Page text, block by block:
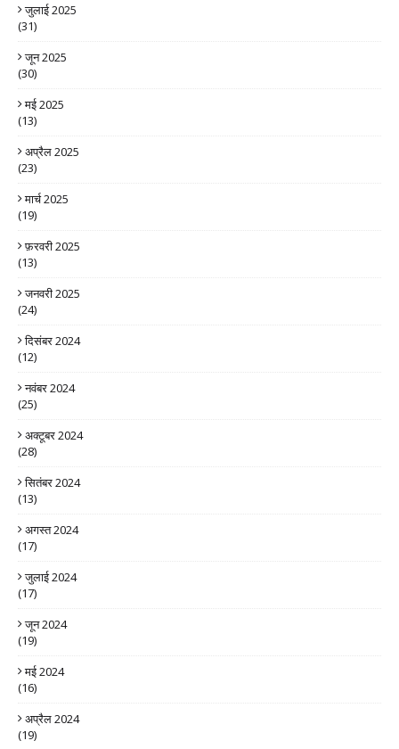
जुलाई 2025
(31)
जून 2025
(30)
मई 2025
(13)
अप्रैल 2025
(23)
मार्च 2025
(19)
फ़रवरी 2025
(13)
जनवरी 2025
(24)
दिसंबर 2024
(12)
नवंबर 2024
(25)
अक्टूबर 2024
(28)
सितंबर 2024
(13)
अगस्त 2024
(17)
जुलाई 2024
(17)
जून 2024
(19)
मई 2024
(16)
अप्रैल 2024
(19)